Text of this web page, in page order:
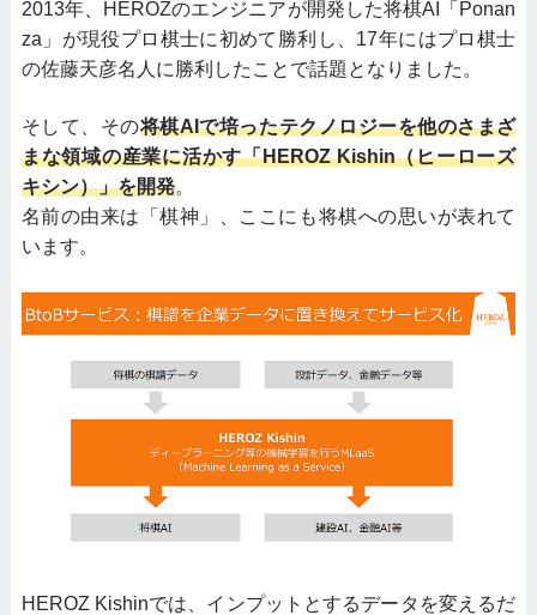
2013年、HEROZのエンジニアが開発した将棋AI「Ponan
za」が現役プロ棋士に初めて勝利し、17年にはプロ棋士
の佐藤天彦名人に勝利したことで話題となりました。
そして、その将棋AIで培ったテクノロジーを他のさまざ
まな領域の産業に活かす「HEROZ Kishin（ヒーローズ
キシン）」を開発。
名前の由来は「棋神」、ここにも将棋への思いが表れて
います。
HEROZ Kishinでは、インプットとするデータを変えるだ